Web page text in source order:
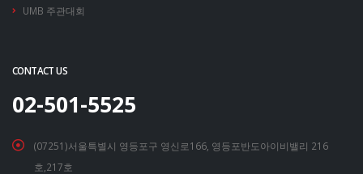
UMB 주관대회
CONTACT US
02-501-5525
(07251)서울특별시 영등포구 영신로166, 영등포반도아이비밸리 216
호,217호